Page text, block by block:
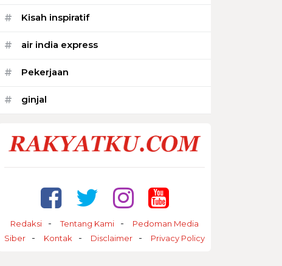
# Kisah inspiratif
# air india express
# Pekerjaan
# ginjal
Redaksi Tentang Kami
Pedoman Media
Siber
Kontak Disclaimer Privacy Policy